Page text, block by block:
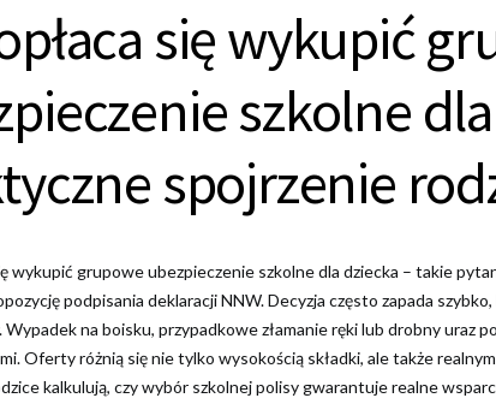
się wykupić
szkolne
spojrzenie
wykupić grupowe ubezpieczenie szkolne dla dziecka – takie
podpisania deklaracji NNW. Decyzja często zapada
na boisku, przypadkowe złamanie ręki lub drobny uraz
Oferty różnią się nie tylko wysokością składki, ale także
kalkulują, czy wybór szkolnej polisy gwarantuje realne